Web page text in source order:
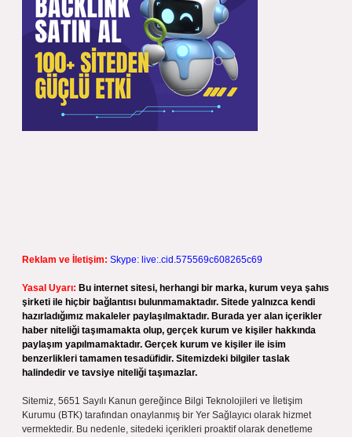
Reklam ve İletişim: Skype: live:.cid.575569c608265c69
Yasal Uyarı: Bu internet sitesi, herhangi bir marka, kurum veya şahıs
şirketi ile hiçbir bağlantısı bulunmamaktadır. Sitede yalnızca kendi
hazırladığımız makaleler paylaşılmaktadır. Burada yer alan içerikler
haber niteliği taşımamakta olup, gerçek kurum ve kişiler hakkında
paylaşım yapılmamaktadır. Gerçek kurum ve kişiler ile isim
benzerlikleri tamamen tesadüfidir. Sitemizdeki bilgiler taslak
halindedir ve tavsiye niteliği taşımazlar.
Sitemiz, 5651 Sayılı Kanun gereğince Bilgi Teknolojileri ve İletişim
Kurumu (BTK) tarafından onaylanmış bir Yer Sağlayıcı olarak hizmet
vermektedir. Bu nedenle, sitedeki içerikleri proaktif olarak denetleme